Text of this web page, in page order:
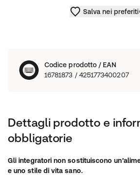
Salva nei preferiti
Codice prodotto / EAN
16781873 / 4251773400207
Dettagli prodotto e
obbligatorie
Gli integratori non sostituiscono
e uno stile di vita sano.